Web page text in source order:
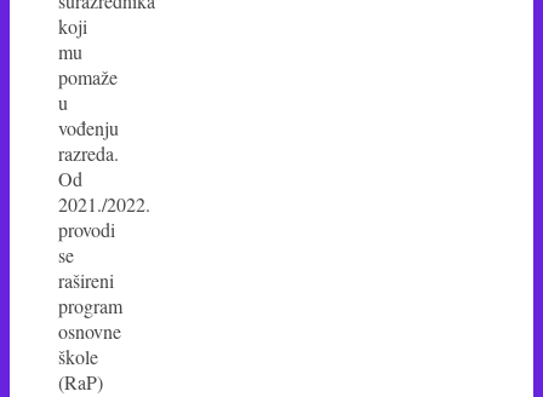
koji
mu
pomaže
u
vođenju
razreda.
Od
2021./2022.
provodi
se
rašireni
program
osnovne
škole
(RaP)